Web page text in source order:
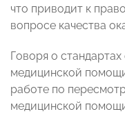
что приводит к
вопросе качества
Говоря о
медицинской
работе по
медицинской